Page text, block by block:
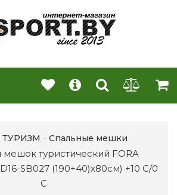
ТУРИЗМ Спальные мешки
туристический FORA
SB027 (190+40)х80см) +10 C/0
C